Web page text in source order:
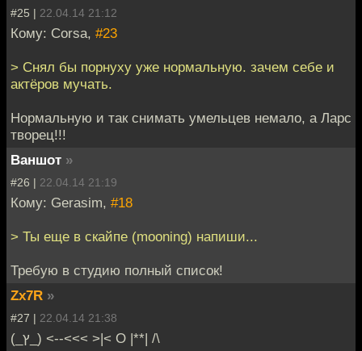
#25 | 22.04.14 21:12
Кому: Corsa, #23
> Снял бы порнуху уже нормальную. зачем себе и
актёров мучать.
Нормальную и так снимать умельцев немало, а Ларс
творец!!!
Ваншот »
#26 | 22.04.14 21:19
Кому: Gerasim, #18
> Ты еще в скайпе (mooning) напиши...
Требую в студию полный список!
Zx7R »
#27 | 22.04.14 21:38
(_ץ_) <--<<< >|< O |**| /\